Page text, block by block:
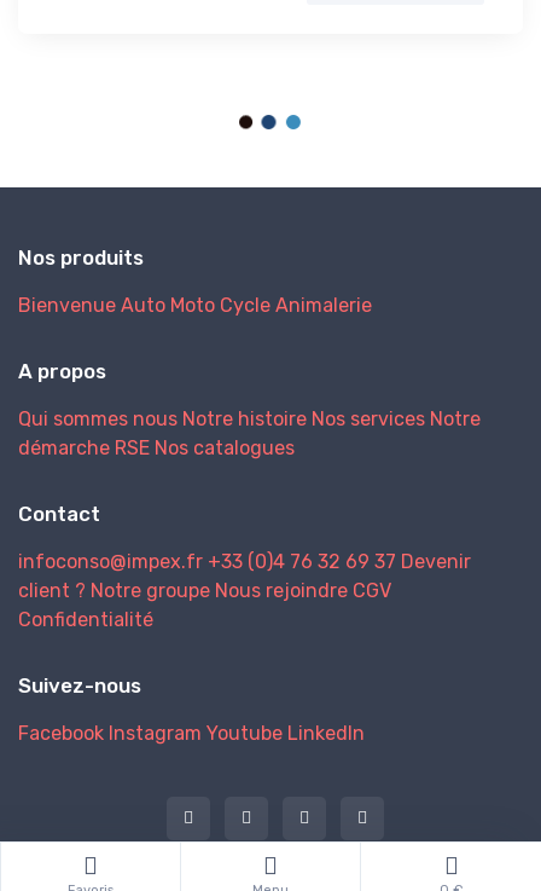
Nos produits
Bienvenue Auto Moto Cycle Animalerie
A propos
Qui sommes nous Notre histoire Nos services Notre
démarche RSE Nos catalogues
Contact
infoconso@impex.fr +33 (0)4 76 32 69 37 Devenir
client ? Notre groupe Nous rejoindre CGV
Confidentialité
Suivez-nous
Facebook Instagram Youtube LinkedIn
@ 2026 IMPEX